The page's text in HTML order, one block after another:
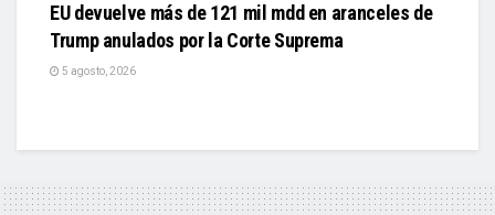
EU devuelve más de 121 mil mdd en aranceles de
Trump anulados por la Corte Suprema
5 agosto, 2026